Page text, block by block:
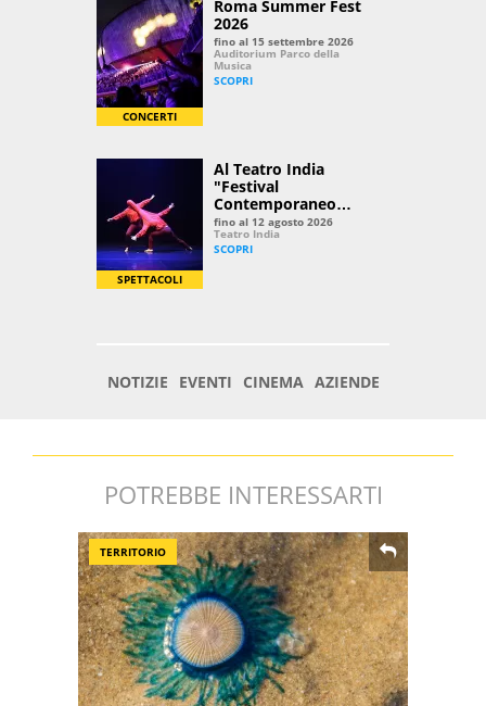
POTREBBE INTERESSARTI
TERRITORIO